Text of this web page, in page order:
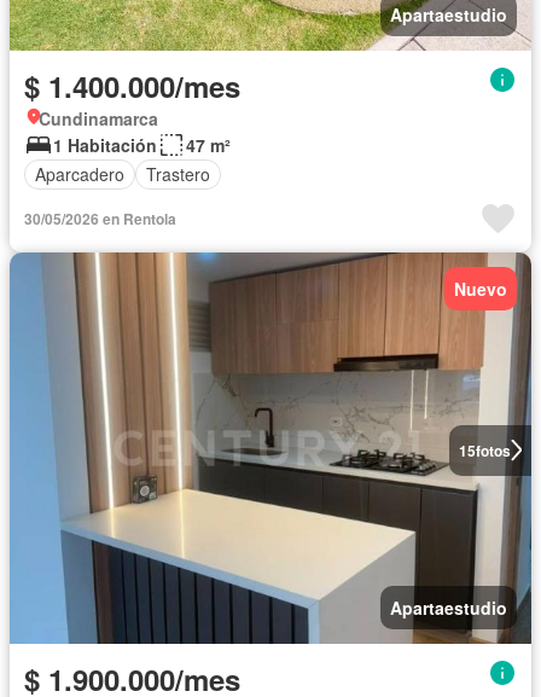
Apartaestudio
$ 1.400.000/mes
Cundinamarca
1 Habitación
47 m²
Aparcadero
Trastero
30/05/2026 en Rentola
15fotos
Nuevo
Apartaestudio
$ 1.900.000/mes